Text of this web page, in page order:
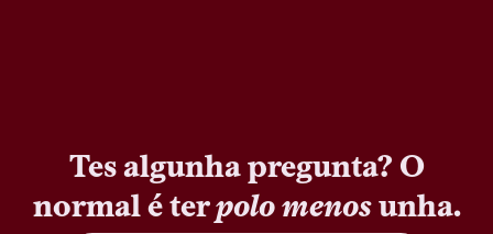
Tes algunha pregunta? O
normal é terpolo menosunha.